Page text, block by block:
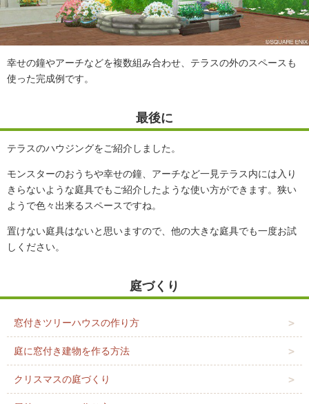
幸せの鐘やアーチなどを複数組み合わせ、テラスの外のスペースも
使った完成例です。
最後に
テラスのハウジングをご紹介しました。
モンスターのおうちや幸せの鐘、アーチなど一見テラス内には入り
きらないような庭具でもご紹介したような使い方ができます。狭い
ようで色々出来るスペースですね。
置けない庭具はないと思いますので、他の大きな庭具でも一度お試
しください。
庭づくり
窓付きツリーハウスの作り方
庭に窓付き建物を作る方法
クリスマスの庭づくり